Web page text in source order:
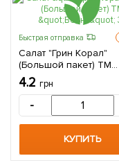
Быстрая отправка
Салат "Грин Корал"
(Большой пакет) ТМ
"Весна" 3г
4.2 грн
-
КУПИТЬ